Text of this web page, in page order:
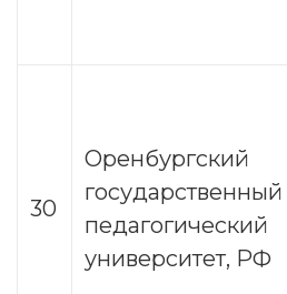
30
Оренбургский
государственный
педагогический
университет, РФ